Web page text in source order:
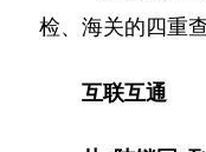
检、海关的四重
互联互通